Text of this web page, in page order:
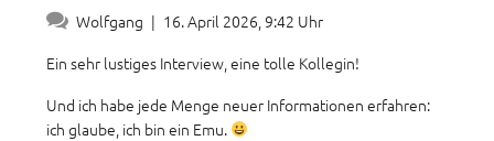
Wolfgang | 16. April 2026, 9:42 Uhr
Ein sehr lustiges Interview, eine tolle Kollegin!
Und ich habe jede Menge neuer Informationen erfahren:
ich glaube, ich bin ein Emu.